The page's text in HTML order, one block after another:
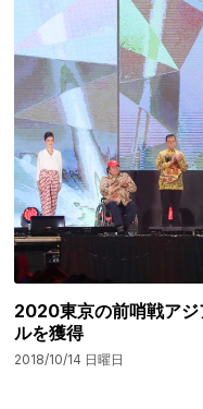
2020東京の前哨戦ア
ルを獲得
2018/10/14 日曜日